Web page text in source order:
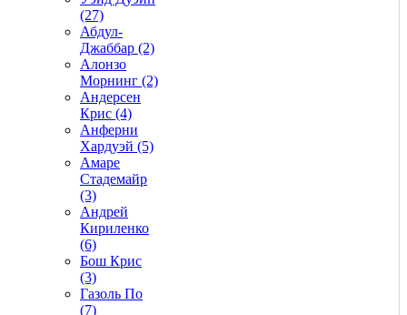
(27)
Абдул-
Джаббар (2)
Алонзо
Морнинг (2)
Андерсен
Крис (4)
Анферни
Xардуэй (5)
Амаре
Стадемайр
(3)
Андрей
Кириленко
(6)
Бош Крис
(3)
Газоль По
(7)